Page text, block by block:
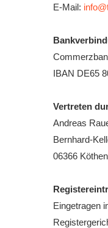
E-Mail:
IBAN DE65
Vertreten
Andreas
Bernhard-
06366 Köthen
Eingetragen